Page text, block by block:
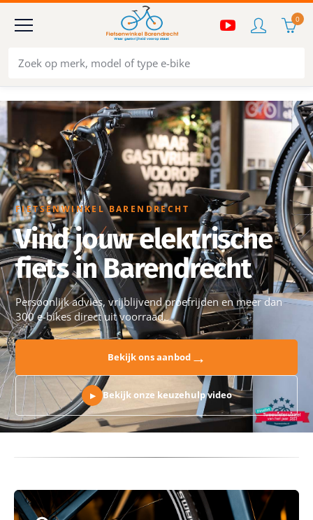
0
FIETSENWINKEL BARENDRECHT
Vind jouw elektrische
fiets in Barendrecht
Persoonlijk advies, vrijblijvend proefrijden en meer dan
300 e-bikes direct uit voorraad.
Bekijk ons aanbod→
▶ Bekijk onze keuzehulp video